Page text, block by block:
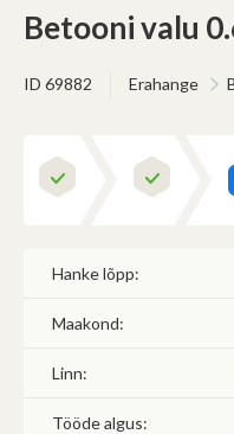
Betooni valu
ID 69882 Erahange
Hanke lõpp:
Maakond:
Linn:
Tööde algus:
(Omavalitsus,
Saab